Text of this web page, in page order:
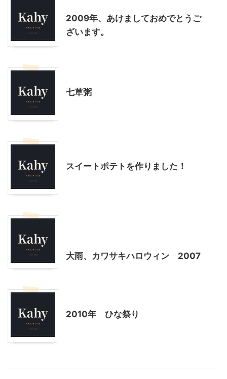
2009年、あけましておめでとうご
ざいます。
七草粥
スイートポテトを作りました！
大雨、カワサキハロウィン 2007
2010年 ひな祭り